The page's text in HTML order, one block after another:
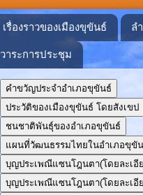
เรื่องราวของเมืองขุขันธ์ ล
วาระการประชุม
คำขวัญประจำอำเภอขุขันธ์
ประวัติของเมืองขุขันธ์ โดยสังเขป
ชนชาติพันธุ์ของอำเภอขุขันธ์
แผนที่วัฒนธรรมไทยในอำเภอขุขั
บุญประเพณีแซนโฎนตา(โดยละเอี
บุญประเพณีแซนโฎนตา(โดยละเอี